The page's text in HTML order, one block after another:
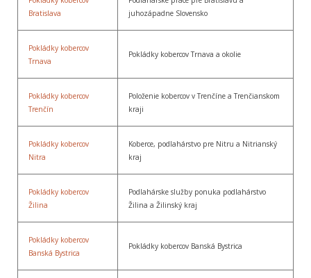
Bratislava
juhozápadne Slovensko
Pokládky kobercov
Trnava
Pokládky kobercov Trnava a okolie
Pokládky kobercov
Trenčín
Položenie kobercov v Trenčíne a Trenčianskom
kraji
Pokládky kobercov
Nitra
Koberce, podlahárstvo pre Nitru a Nitrianský
kraj
Pokládky kobercov
Žilina
Podlahárske služby ponuka podlahárstvo
Žilina a Žilinský kraj
Pokládky kobercov
Banská Bystrica
Pokládky kobercov Banská Bystrica